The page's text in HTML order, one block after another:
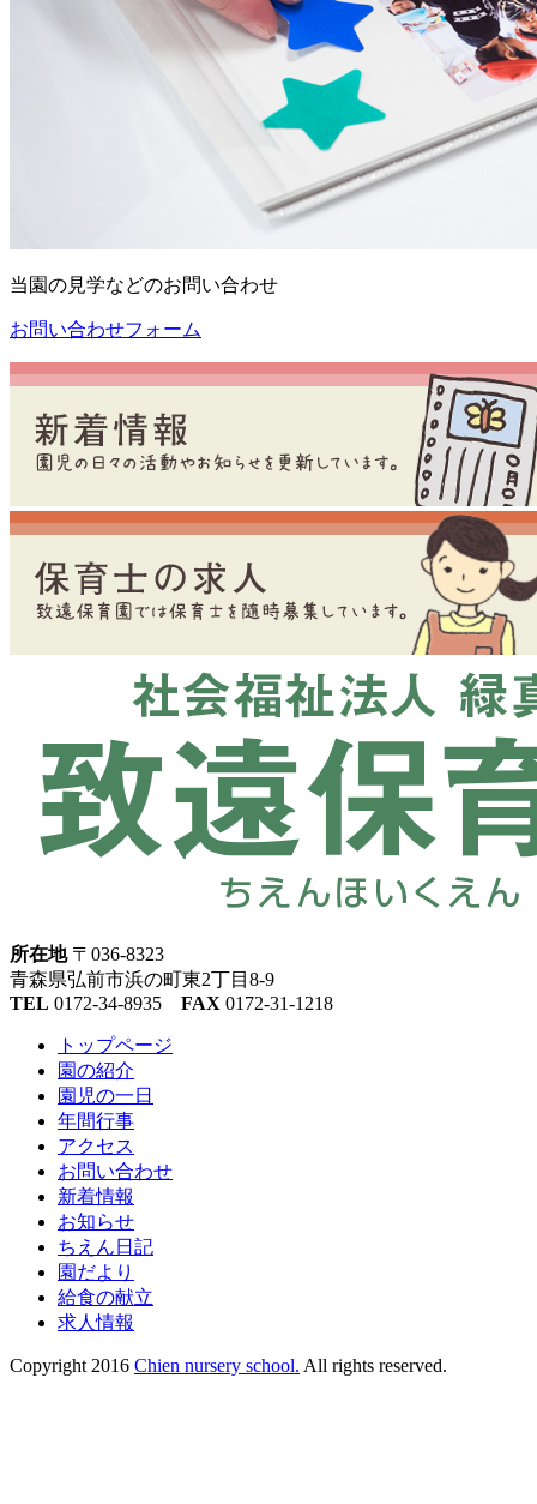
当園の見学などのお問い合わせ
お問い合わせフォーム
所在地〒036-8323
青森県弘前市浜の町東2丁目8-9
TEL 0172-34-8935 FAX 0172-31-1218
トップページ
園の紹介
園児の一日
年間行事
アクセス
お問い合わせ
新着情報
お知らせ
ちえん日記
園だより
給食の献立
求人情報
Copyright 2016 Chien nursery school. All rights reserved.